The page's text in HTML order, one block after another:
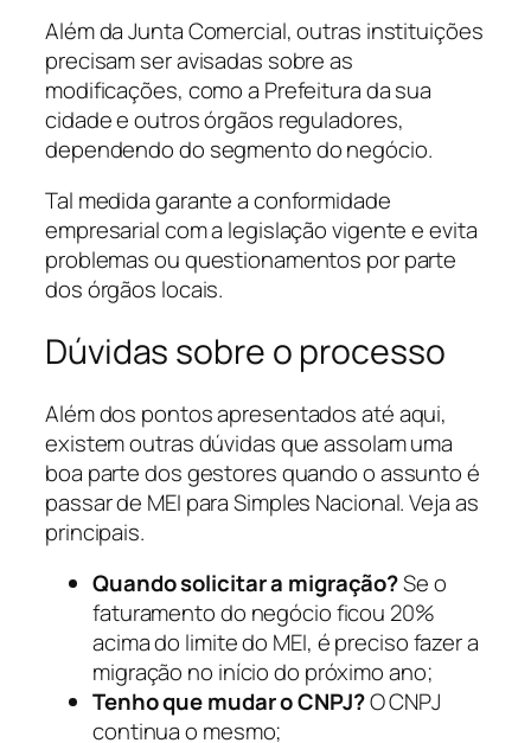
Além da Junta Comercial, outras instituições
precisam ser avisadas sobre as
modificações, como a Prefeitura da sua
cidade e outros órgãos reguladores,
dependendo do segmento do negócio.
Tal medida garante a conformidade
empresarial com a legislação vigente e evita
problemas ou questionamentos por parte
dos órgãos locais.
Dúvidas sobre o processo
Além dos pontos apresentados até aqui,
existem outras dúvidas que assolam uma
boa parte dos gestores quando o assunto é
passar de MEI para Simples Nacional. Veja as
principais.
Quando solicitar a migração?Se o
faturamento do negócio ficou 20%
acima do limite do MEI, é preciso fazer a
migração no início do próximo ano;
Tenho que mudar o CNPJ?O CNPJ
continua o mesmo;